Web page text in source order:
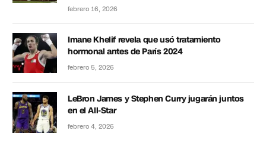
febrero 16, 2026
Imane Khelif revela que usó tratamiento
hormonal antes de París 2024
febrero 5, 2026
LeBron James y Stephen Curry jugarán juntos
en el All-Star
febrero 4, 2026